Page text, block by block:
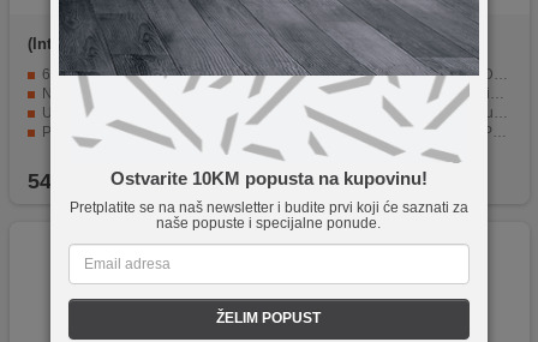
Ostvarite 10KM popusta na kupovinu!
Pretplatite se na naš newsletter i budite prvi koji će saznati za
naše popuste i specijalne ponude.
ŽELIM POPUST
(Intenso)
Power Adapter
W65ACIC GaN Black
65W snage dovoljno i za laptop
Napredna GaN tehnologija za veću efikasnost
USB-C i USB-A priključci u jednom uređaju
Podrška za brzo punjenje (PD)
Kompaktne dimenzije idealne za putovanja
54,90 KM
Borofone BA20A Sharp
Brzo i učinkovito punjenje (DC 5V / 2.1A Max).
Zaštita strujnih krugova i IC identifikacija.
Kompatibilnost s 99% USB uređaja.
Kvalitetni materijali (ABS + PC vatrootporni materijal).
Kompaktna veličina i lako prenosiv (28g).
8,90KM